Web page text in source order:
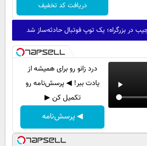
دریافت کد تخفیف
در بزرگراه؛ یک توپ فوتبال حادثه‌ساز شد
درد زانو رو برای همیشه از
یادت ببر! ◀ پرسش‌نامه رو
تکمیل کن ▶
◀ پرسش‌نامه